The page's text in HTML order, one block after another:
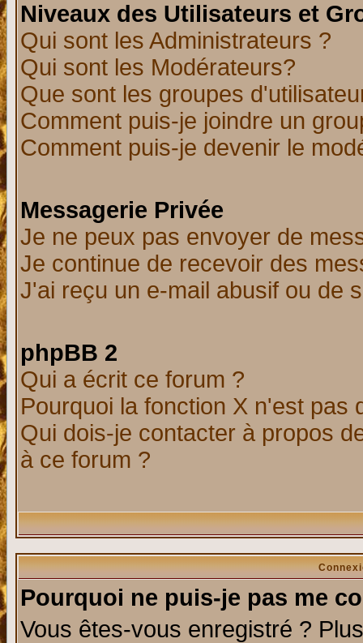
Niveaux des Utilisateurs et
Qui sont les Administrateurs ?
Qui sont les Modérateurs?
Que sont les groupes
Comment puis-je joindre un
Comment puis-je devenir le
Messagerie Privée
Je ne peux pas envoyer de
Je continue de recevoir des
J'ai reçu un e-mail abusif ou de
phpBB 2
Qui a écrit ce forum ?
Pourquoi la fonction X n'est pas
Qui dois-je contacter à propos
à ce forum ?
Pourquoi ne puis-je pas me
Vous êtes-vous enregistré ?